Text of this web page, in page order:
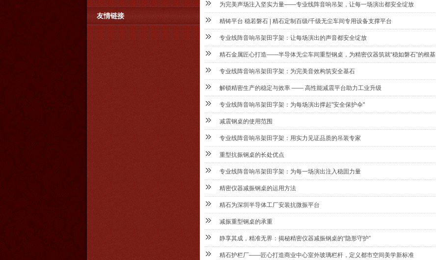
友情链接
为完美声场注入坚实力量——专业线阵音响吊架，让每一场演出都安全绽放
精铸平台 稳若磐石 | 精石定制百级/千级无尘车间专用设备支撑平台
专业线阵音响吊架田字架：让每场演出的声音都安全绽放
精石金属匠心打造——半导体无尘车间重型钢桌，为精密仪器筑就“稳如磐石”的根基
专业线阵音响吊架田字架：为完美音效构筑安全基石
解锁精密生产的稳定与效率 —— 高性能减震平台助力工业升级
专业线阵音响吊架田字架：为每场演出撑起"安全保护伞"
减震钢桌的使用范围
专业线阵音响吊架田字架：用实力见证品质的吊装专家
重型抗振钢桌的长处优点
专业线阵音响吊架田字架：为每一场演出注入稳固力量
精密仪器减振钢桌的运用方法
精石为深圳半导体工厂安装抗微振平台
减振重型钢桌的承重
静享其成，精准无界：揭秘精密仪器减振钢桌的“隐形守护”
精石护栏厂——匠心打造商业中心室外玻璃栏杆，定义都市空间美学新标准